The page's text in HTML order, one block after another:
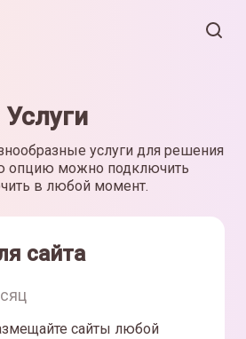
Услуги
услуги для решения
опцию можно подключить
в любой момент.
сайта
сайты любой